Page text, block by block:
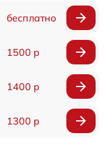
бесплатно
1500 р
1400 р
1300 р